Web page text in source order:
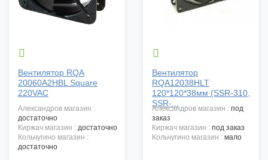

Вентилятор RQA
20060A2HBL Square
220VAC
александров магазин :
достаточно
киржач магазин : достаточно
кольчугино магазин :
достаточно

Вентилятор
RQA12038HLT
120*120*38мм (SSR-310,
SSR-...
александров магазин : под
заказ
киржач магазин : под заказ
кольчугино магазин : мало